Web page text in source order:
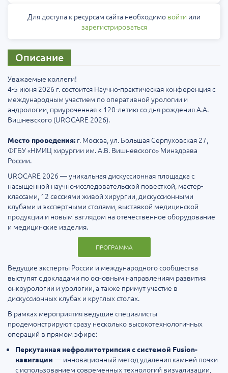
Для доступа к ресурсам сайта необходимо войти или
зарегистрироваться
Описание
Уважаемые коллеги!
4-5 июня 2026 г. состоится Научно-практическая конференция с
международным участием по оперативной урологии и
андрологии, приуроченная к 120-летию со дня рождения А.А.
Вишневского (UROCARE 2026).
Место проведения: г. Москва, ул. Большая Серпуховская 27,
ФГБУ «НМИЦ хирургии им. А.В. Вишневского» Минздрава
России.
UROCARE 2026 — уникальная дискуссионная площадка с
насыщенной научно-исследовательской повесткой, мастер-
классами, 12 сессиями живой хирургии, дискуссионными
клубами и экспертными столами, выставкой медицинской
продукции и новым взглядом на отечественное оборудование
и медицинские изделия.
ПРОГРАММА
Ведущие эксперты России и международного сообщества
выступят с докладами по основным направлениям развития
онкоурологии и урологии, а также примут участие в
дискуссионных клубах и круглых столах.
В рамках мероприятия ведущие специалисты
продемонстрируют сразу несколько высокотехнологичных
операций в прямом эфире:
Перкутанная нефролитотрипсия с системой Fusion-
навигации — инновационный метод удаления камней почки
с использованием современных технологий визуализации,